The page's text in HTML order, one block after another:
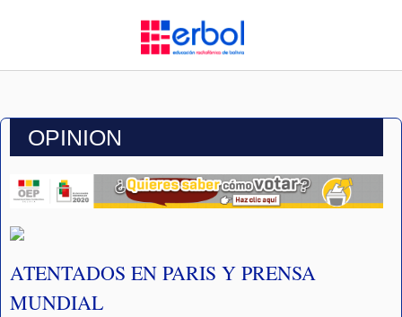
OPINION
ATENTADOS EN PARIS Y PRENSA
MUNDIAL